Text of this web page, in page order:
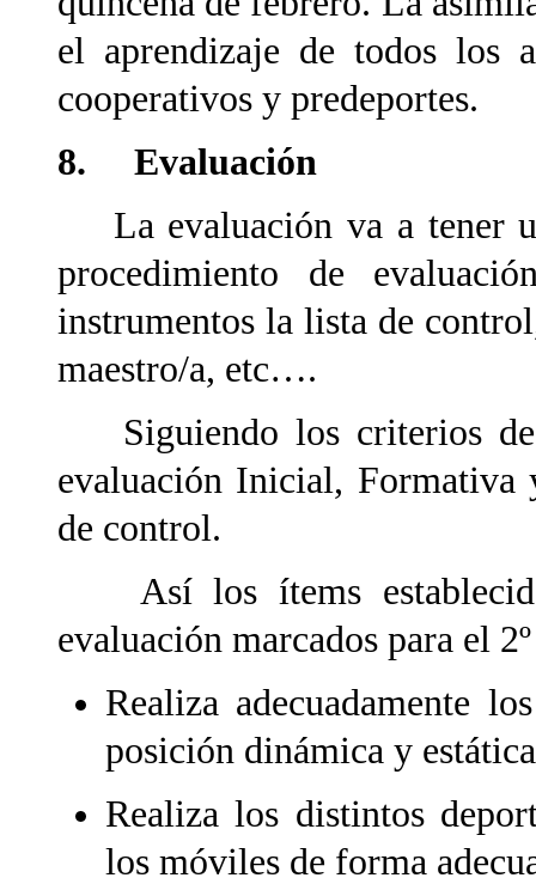
el aprendizaje de todos los
cooperativos y predeportes.
8. Evaluación
La evaluación va a tener
procedimiento de
instrumentos la lista de
maestro/a, etc….
Siguiendo los criterios de
evaluación Inicial,
de control.
Así los ítems
evaluación marcados para el
Realiza adecuadamente
posición dinámica y
Realiza los distintos
los móviles de forma